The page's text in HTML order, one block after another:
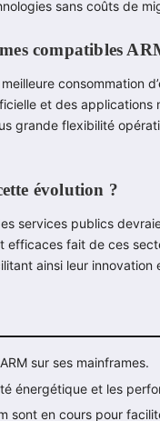
sans coûts de
compatibles
consommation
et des
grande flexibilité
évolution ?
services publics
efficaces fait de ces
ainsi leur
sur ses mainframes.
énergétique et les
sont en cours pour